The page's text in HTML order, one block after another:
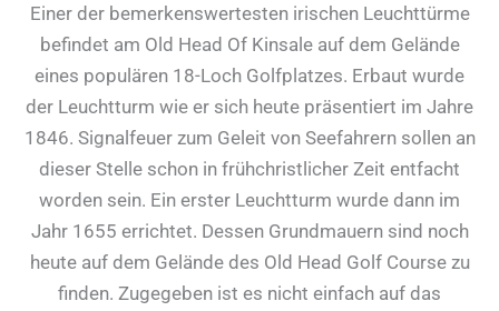
Einer der bemerkenswertesten irischen Leuchttürme
befindet am Old Head Of Kinsale auf dem Gelände
eines populären 18-Loch Golfplatzes. Erbaut wurde
der Leuchtturm wie er sich heute präsentiert im Jahre
1846. Signalfeuer zum Geleit von Seefahrern sollen an
dieser Stelle schon in frühchristlicher Zeit entfacht
worden sein. Ein erster Leuchtturm wurde dann im
Jahr 1655 errichtet. Dessen Grundmauern sind noch
heute auf dem Gelände des Old Head Golf Course zu
finden. Zugegeben ist es nicht einfach auf das